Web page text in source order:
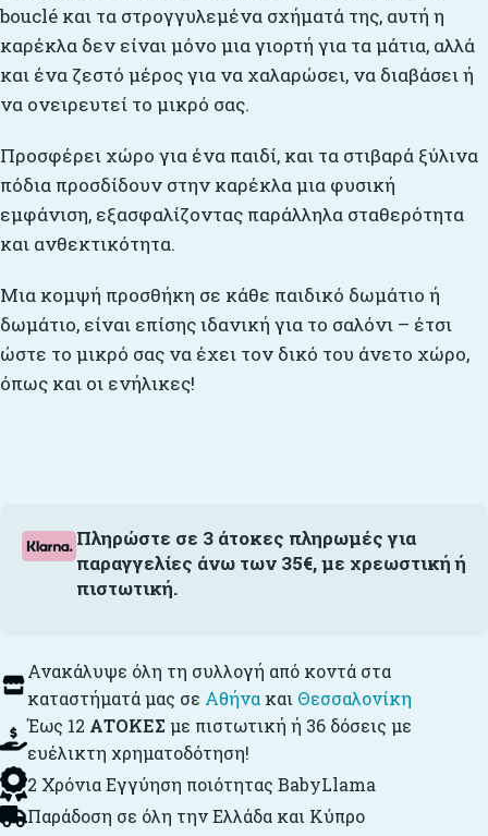
bouclé και τα στρογγυλεμένα σχήματά της, αυτή η
καρέκλα δεν είναι μόνο μια γιορτή για τα μάτια, αλλά
και ένα ζεστό μέρος για να χαλαρώσει, να διαβάσει ή
να ονειρευτεί το μικρό σας.
Προσφέρει χώρο για ένα παιδί, και τα στιβαρά ξύλινα
πόδια προσδίδουν στην καρέκλα μια φυσική
εμφάνιση, εξασφαλίζοντας παράλληλα σταθερότητα
και ανθεκτικότητα.
Μια κομψή προσθήκη σε κάθε παιδικό δωμάτιο ή
δωμάτιο, είναι επίσης ιδανική για το σαλόνι – έτσι
ώστε το μικρό σας να έχει τον δικό του άνετο χώρο,
όπως και οι ενήλικες!
Πληρώστε σε 3 άτοκες πληρωμές για
παραγγελίες άνω των 35€, με χρεωστική ή
πιστωτική.
Ανακάλυψε όλη τη συλλογή από κοντά στα
καταστήματά μας σε Αθήνα και Θεσσαλονίκη
Έως 12 ΑΤΟΚΕΣ με πιστωτική ή 36 δόσεις με
ευέλικτη χρηματοδότηση!
2 Χρόνια Εγγύηση ποιότητας BabyLlama
Παράδοση σε όλη την Ελλάδα και Κύπρο